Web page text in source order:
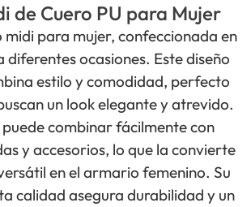
de Cuero PU para Mujer
midi para mujer, confeccionada en
diferentes ocasiones. Este diseño
estilo y comodidad, perfecto
un look elegante y atrevido.
combinar fácilmente con
y accesorios, lo que la convierte
en el armario femenino. Su
calidad asegura durabilidad y un